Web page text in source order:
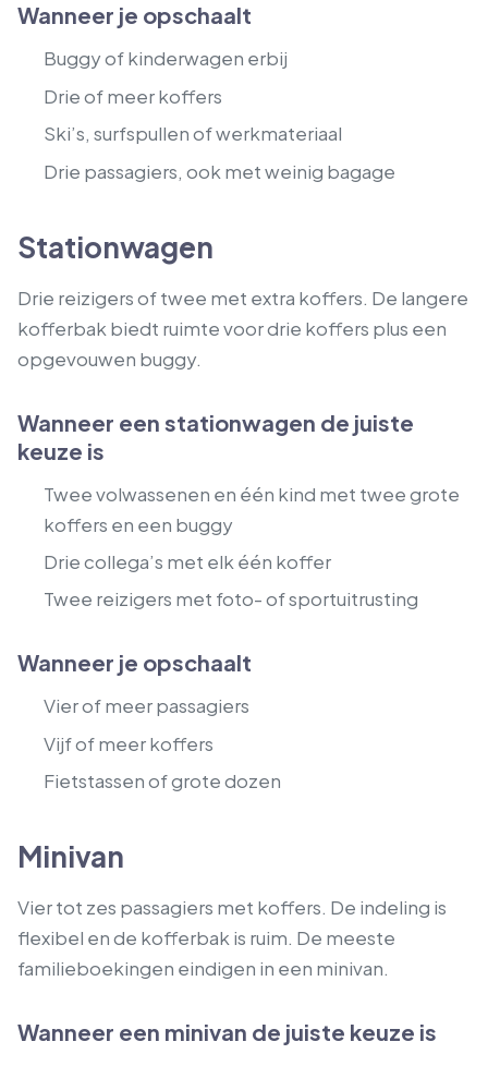
Wanneer je opschaalt
Buggy of kinderwagen erbij
Drie of meer koffers
Ski’s, surfspullen of werkmateriaal
Drie passagiers, ook met weinig bagage
Stationwagen
Drie reizigers of twee met extra koffers. De langere
kofferbak biedt ruimte voor drie koffers plus een
opgevouwen buggy.
Wanneer een stationwagen de juiste
keuze is
Twee volwassenen en één kind met twee grote
koffers en een buggy
Drie collega’s met elk één koffer
Twee reizigers met foto- of sportuitrusting
Wanneer je opschaalt
Vier of meer passagiers
Vijf of meer koffers
Fietstassen of grote dozen
Minivan
Vier tot zes passagiers met koffers. De indeling is
flexibel en de kofferbak is ruim. De meeste
familieboekingen eindigen in een minivan.
Wanneer een minivan de juiste keuze is